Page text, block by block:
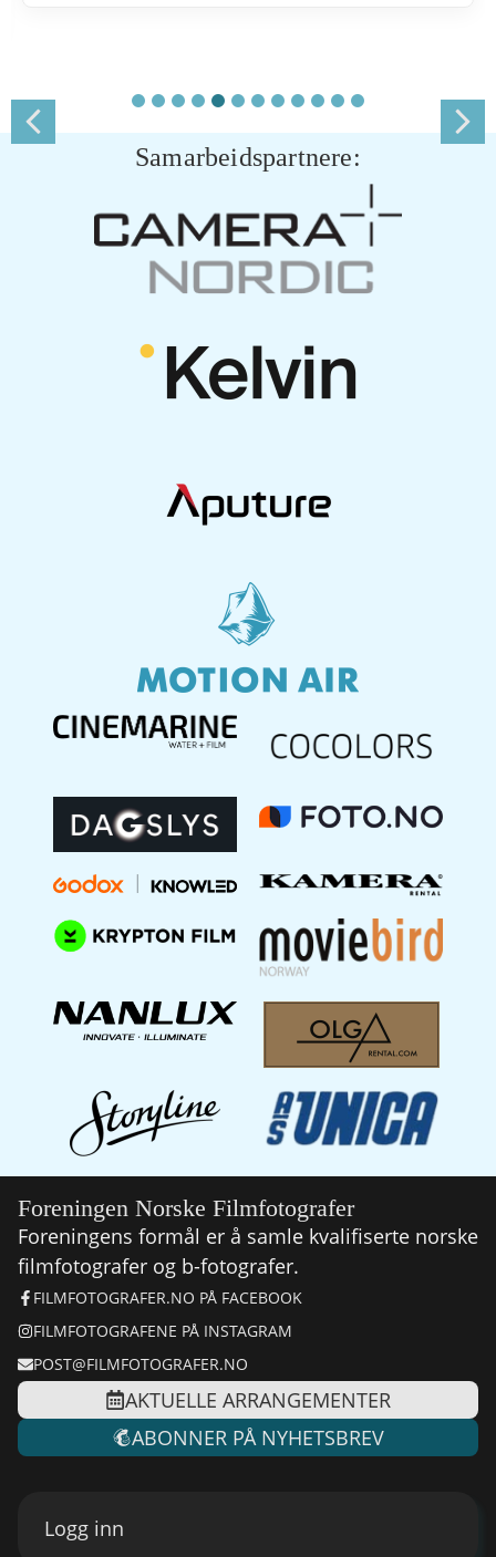
Samarbeidspartnere:
Foreningen Norske Filmfotografer
Foreningens formål er å samle kvalifiserte norske
filmfotografer og b-fotografer.
FILMFOTOGRAFER.NO PÅ FACEBOOK
FILMFOTOGRAFENE PÅ INSTAGRAM
POST@FILMFOTOGRAFER.NO
AKTUELLE ARRANGEMENTER
ABONNER PÅ NYHETSBREV
Logg inn